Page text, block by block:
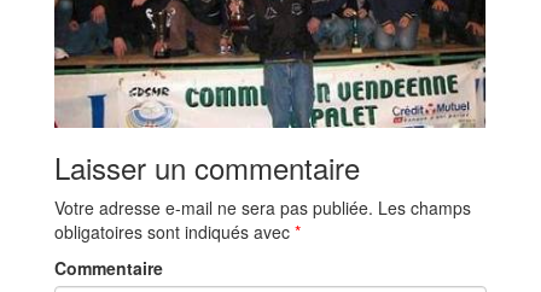
Laisser un commentaire
Votre adresse e-mail ne sera pas publiée. Les champs
obligatoires sont indiqués avec *
Commentaire